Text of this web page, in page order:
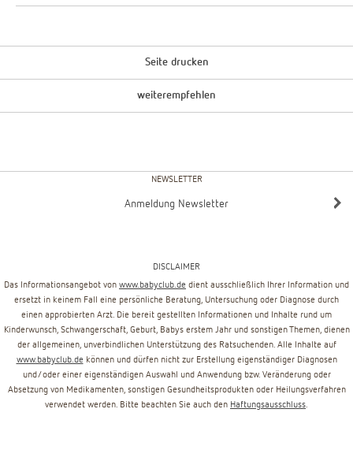
Seite drucken
weiterempfehlen
NEWSLETTER
Anmeldung Newsletter
DISCLAIMER
Das Informationsangebot von www.babyclub.de dient ausschließlich Ihrer Information und
ersetzt in keinem Fall eine persönliche Beratung, Untersuchung oder Diagnose durch
einen approbierten Arzt. Die bereit gestellten Informationen und Inhalte rund um
Kinderwunsch, Schwangerschaft, Geburt, Babys erstem Jahr und sonstigen Themen, dienen
der allgemeinen, unverbindlichen Unterstützung des Ratsuchenden. Alle Inhalte auf
www.babyclub.de können und dürfen nicht zur Erstellung eigenständiger Diagnosen
und/oder einer eigenständigen Auswahl und Anwendung bzw. Veränderung oder
Absetzung von Medikamenten, sonstigen Gesundheitsprodukten oder Heilungsverfahren
verwendet werden. Bitte beachten Sie auch den Haftungsausschluss.